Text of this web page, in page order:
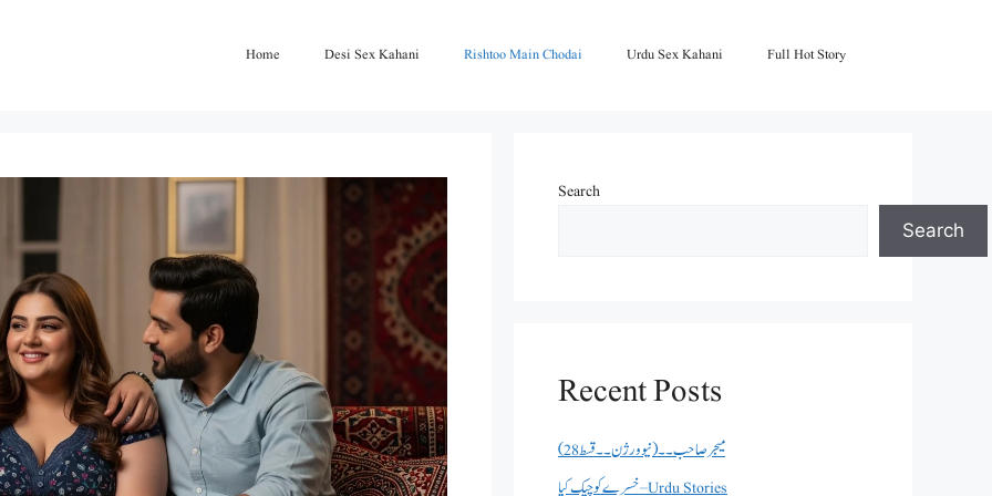
Home Desi Sex Kahani Rishtoo Main Chodai Urdu Sex Kahani Full Hot Story
Search
Search
Recent Posts
میجر صاحب۔۔( نیو ورژن ۔۔قسط 28)
خسرے کو چیک کیا – Urdu Stories